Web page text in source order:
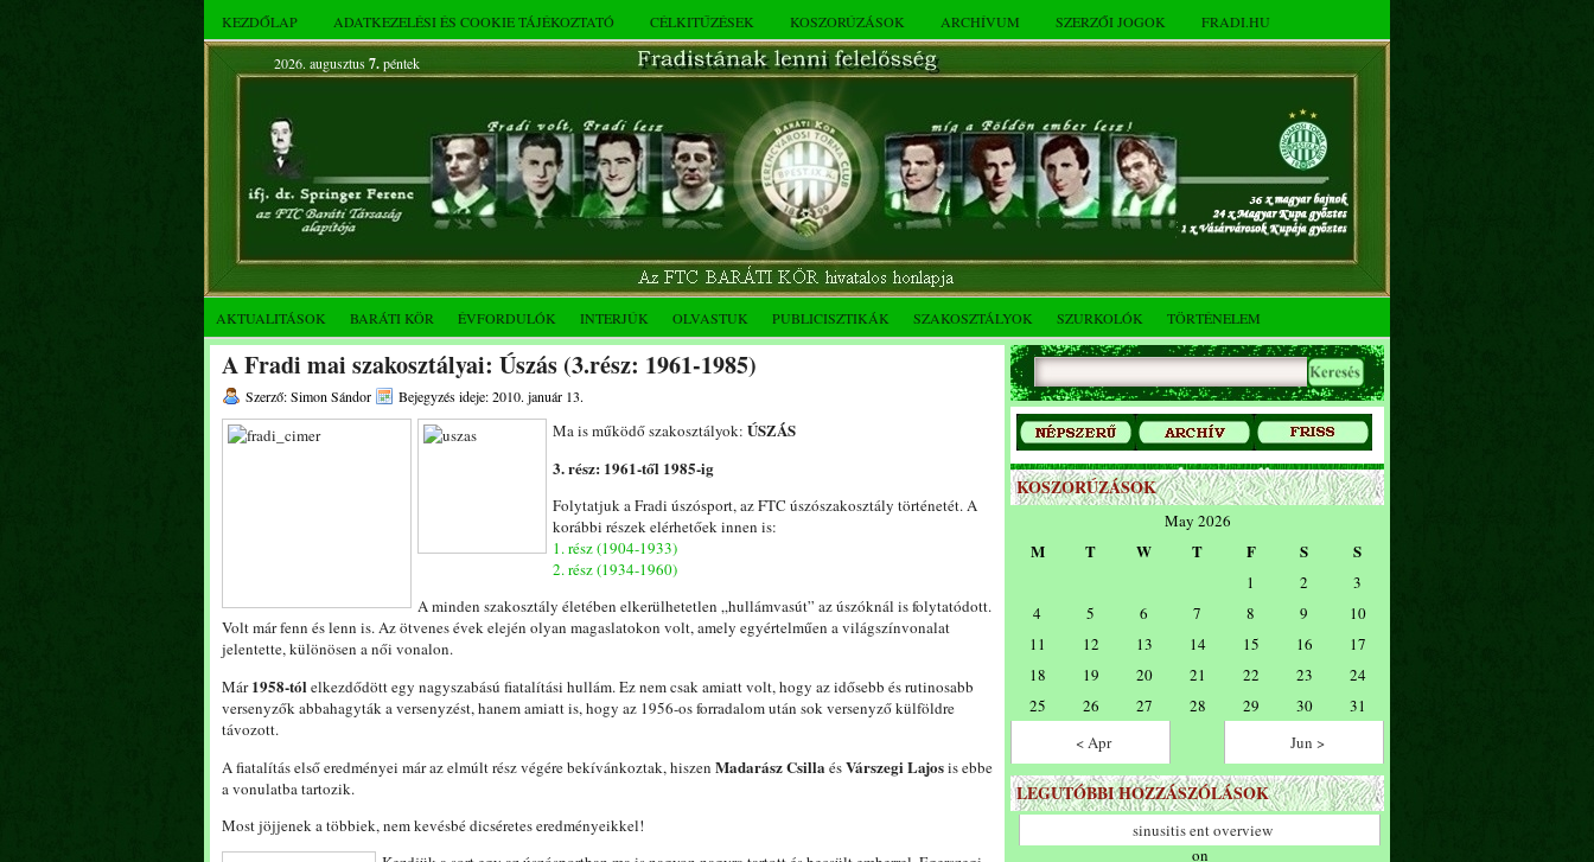
KEZDŐLAP ADATKEZELÉSI ÉS COOKIE TÁJÉKOZTATÓ CÉLKITŰZÉSEK KOSZORÚZÁSOK ARCHÍVUM SZERZŐI JOGOK FRADI.HU
2026. augusztus 7.péntek
AKTUALITÁSOK BARÁTI KÖR ÉVFORDULÓK INTERJÚK OLVASTUK PUBLICISZTIKÁK SZAKOSZTÁLYOK SZURKOLÓK TÖRTÉNELEM
A Fradi mai szakosztályai: Úszás (3.rész: 1961-1985)
Szerző: Simon Sándor Bejegyzés ideje: 2010. január 13.
Ma is működő szakosztályok: ÚSZÁS
3. rész: 1961-től 1985-ig
Folytatjuk a Fradi úszósport, az FTC úszószakosztály történetét. A
korábbi részek elérhetőek innen is:
1. rész (1904-1933)
2. rész (1934-1960)
A minden szakosztály életében elkerülhetetlen „hullámvasút” az úszóknál is folytatódott.
Volt már fenn és lenn is. Az ötvenes évek elején olyan magaslatokon volt, amely egyértelműen a világszínvonalat
jelentette, különösen a női vonalon.
Már1958-tólelkezdődött egy nagyszabású fiatalítási hullám. Ez nem csak amiatt volt, hogy az idősebb és rutinosabb
versenyzők abbahagyták a versenyzést, hanem amiatt is, hogy az 1956-os forradalom után sok versenyző külföldre
távozott.
A fiatalítás első eredményei már az elmúlt rész végére bekívánkoztak, hiszen Madarász Csilla ésVárszegi Lajosis ebbe
a vonulatba tartozik.
Most jöjjenek a többiek, nem kevésbé dicséretes eredményeikkel!
KOSZORÚZÁSOK
May 2026
M T W T F S S
1 2
3
4
5 6 7 8 9
10
11
12 13 14 15 16
17
18
19 20 21 22 23
24
25
26 27 28 29 30
31
< Apr
Jun >
LEGUTÓBBI HOZZÁSZÓLÁSOK
sinusitis ent overview
on